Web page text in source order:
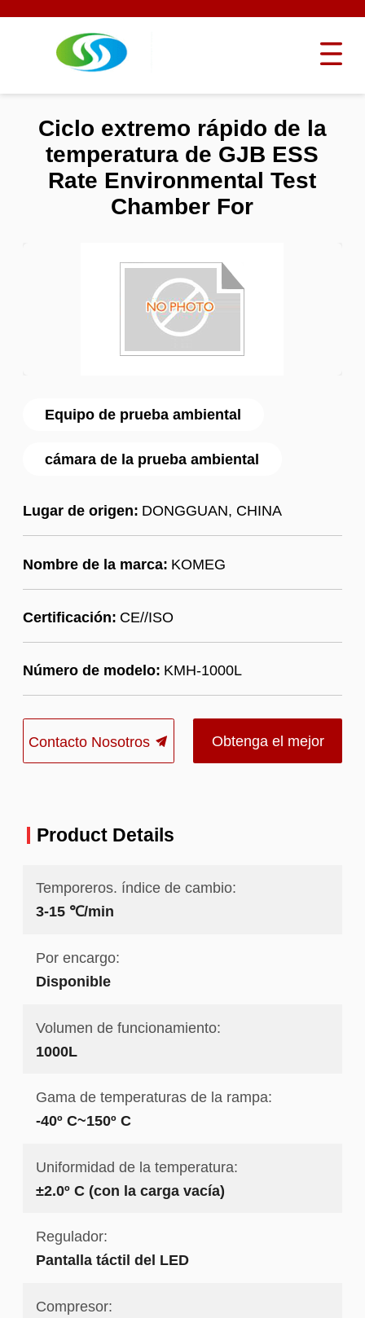
Equipo de prueba ambiental
cámara de la prueba ambiental
Lugar de origen: DONGGUAN, CHINA
Nombre de la marca: KOMEG
Certificación: CE//ISO
Número de modelo: KMH-1000L
Contacto Nosotros Obtenga el mejor
Ciclo extremo rápido de la
temperatura de GJB ESS
Rate Environmental Test
Chamber For
Product Details
Temporeros. índice de cambio:
3-15 ℃/min
Por encargo:
Disponible
Volumen de funcionamiento:
1000L
Gama de temperaturas de la rampa:
-40º C~150º C
Uniformidad de la temperatura:
±2.0º C (con la carga vacía)
Regulador:
Pantalla táctil del LED
Compresor: